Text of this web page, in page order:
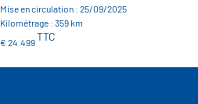
Mise en circulation : 25/09/2025
Kilométrage : 359 km
€ 24.499TTC